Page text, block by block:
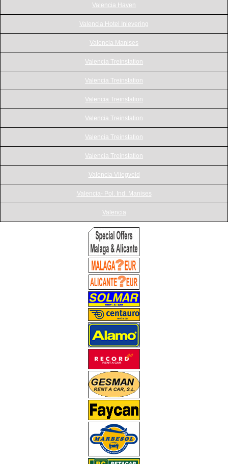
Valencia Haven
Valencia Hotel Inlevering
Valencia Manises
Valencia Treinstation
Valencia Treinstation
Valencia Treinstation
Valencia Treinstation
Valencia Treinstation
Valencia Treinstation
Valencia Vliegveld
Valencia- Pol. Ind. Manises
Valencia